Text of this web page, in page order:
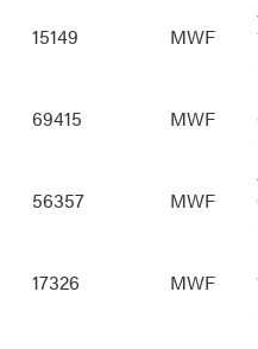
15149 MWF
69415 MWF
56357 MWF
17326 MWF